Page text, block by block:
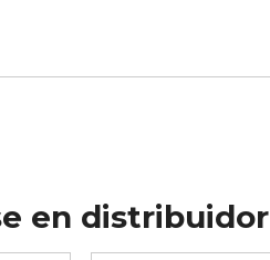
en distribuidor